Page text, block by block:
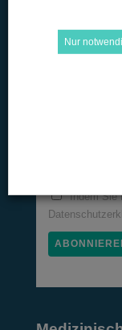
Indem Sie
Nur